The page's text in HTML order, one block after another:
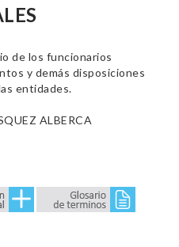
de los funcionarios
y demás disposiciones
entidades.
ALBERCA